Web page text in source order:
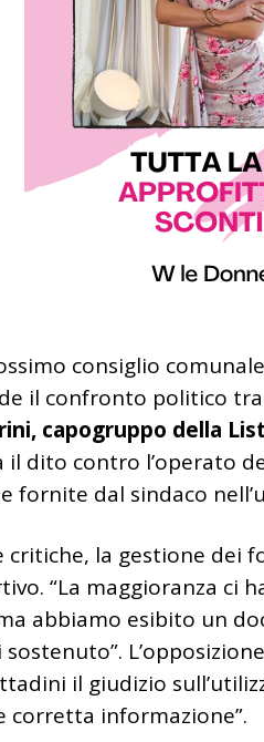
consiglio
il confronto politico
capogruppo della
il dito contro l’operato
fornite dal sindaco
critiche, la gestione dei
“La maggioranza ci
abbiamo esibito un
il giudizio
corretta informazione”.